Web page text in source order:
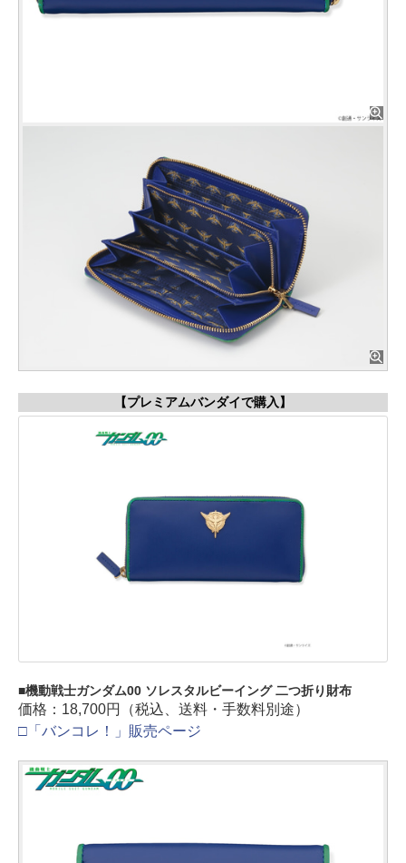
【プレミアムバンダイで購入】
機動戦士ガンダム00 ソレスタルビーイング 二つ折り財布
価格：18,700円（税込、送料・手数料別途）
□「バンコレ！」販売ページ